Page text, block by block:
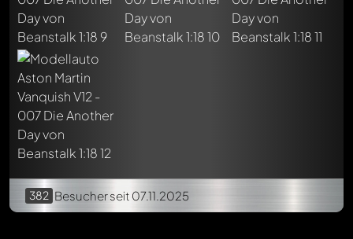
382 Besucherseit 07.11.2025
Cool Auto von Janes Bond 🙏👍👍👍😎
Jetzt antworten